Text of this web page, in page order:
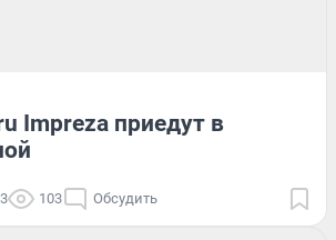
Impreza приедут в
103 Обсудить